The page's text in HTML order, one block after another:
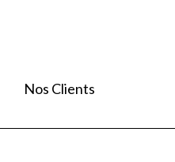
Nos Clients